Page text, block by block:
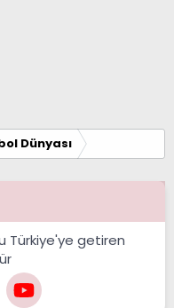
Dünyası
Türkiye'ye getiren